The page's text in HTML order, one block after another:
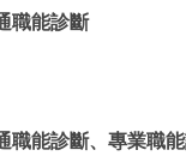
職能診斷
職能診斷、專業職